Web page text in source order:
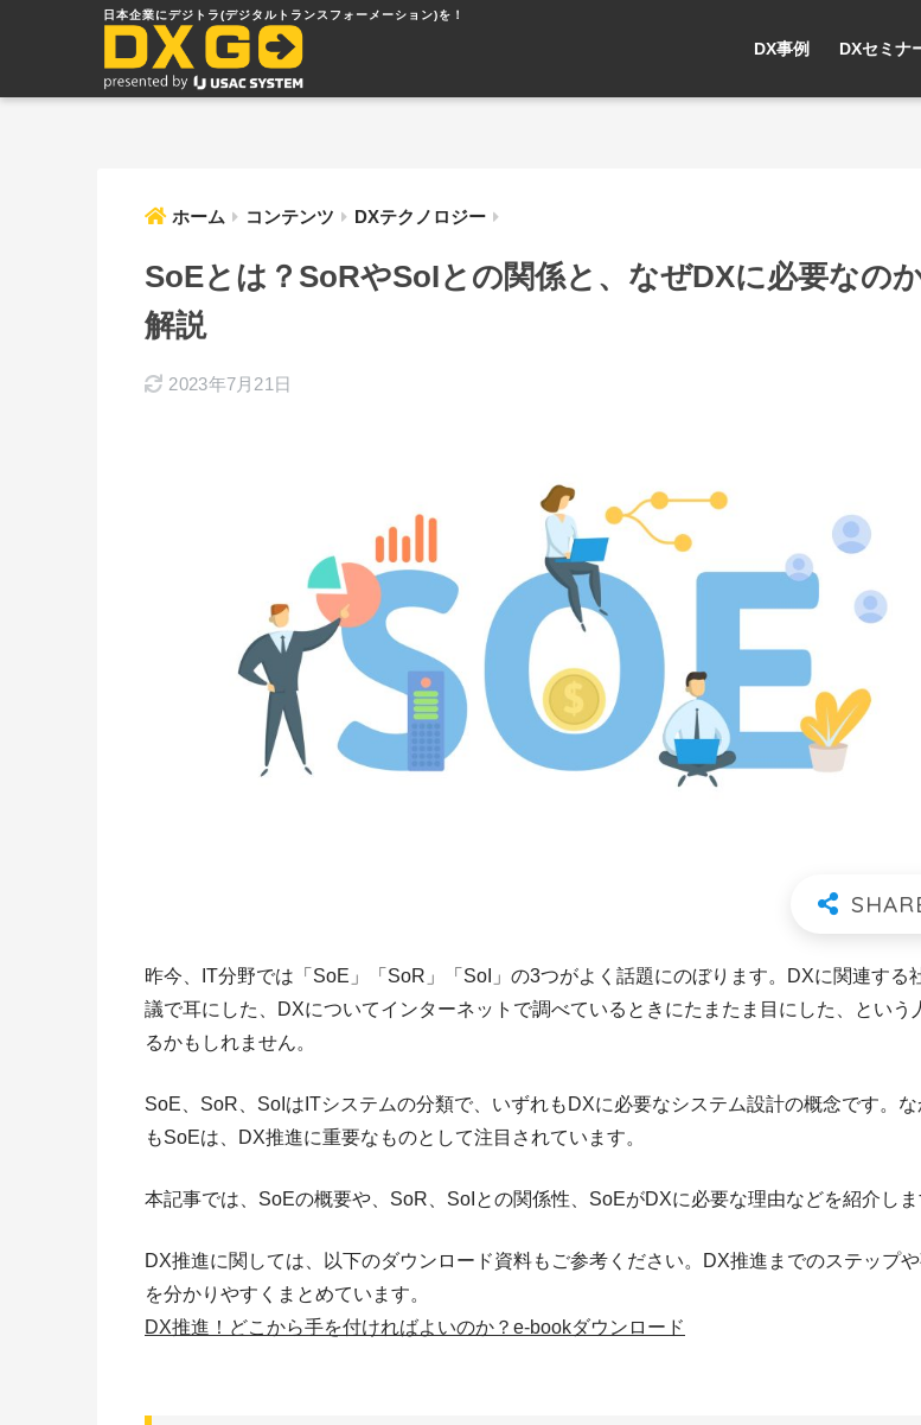
DX事例 DXセミナ
ホーム コンテンツ DXテクノロジー
SoEとは？SoRやSoIとの関係と、なぜDXに必要なの
解説
2023年7月21日
昨今、IT分野では「SoE」「SoR」「SoI」の3つがよく話題にのぼります。DXに関連する
議で耳にした、DXについてインターネットで調べているときにたまたま目にした、という
るかもしれません。
SoE、SoR、SoIはITシステムの分類で、いずれもDXに必要なシステム設計の概念です。
もSoEは、DX推進に重要なものとして注目されています。
本記事では、SoEの概要や、SoR、SoIとの関係性、SoEがDXに必要な理由などを紹介しま
DX推進に関しては、以下のダウンロード資料もご参考ください。DX推進までのステップや
を分かりやすくまとめています。
DX推進！どこから手を付ければよいのか？e-bookダウンロード